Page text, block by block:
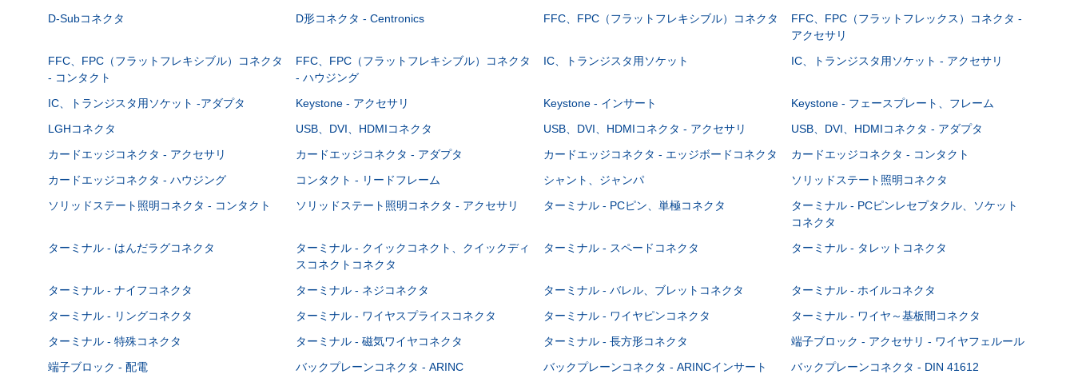
D-Subコネクタ
D形コネクタ - Centronics FFC、FPC（フラットフレキシブル）コネクタ
FFC、FPC（フラットフレックス）コネクタ -
アクセサリ
FFC、FPC（フラットフレキシブル）コネクタ
- コンタクト
FFC、FPC（フラットフレキシブル）コネクタ
- ハウジング
IC、トランジスタ用ソケット IC、トランジスタ用ソケット - アクセサリ
IC、トランジスタ用ソケット -アダプタ Keystone - アクセサリ Keystone - インサート
Keystone - フェースプレート、フレーム
LGHコネクタ
USB、DVI、HDMIコネクタ USB、DVI、HDMIコネクタ - アクセサリ
USB、DVI、HDMIコネクタ - アダプタ
カードエッジコネクタ - アクセサリ
カードエッジコネクタ - アダプタ カードエッジコネクタ - エッジボードコネクタ
カードエッジコネクタ - コンタクト
カードエッジコネクタ - ハウジング
コンタクト - リードフレーム シャント、ジャンパ
ソリッドステート照明コネクタ
ソリッドステート照明コネクタ - コンタクト
ソリッドステート照明コネクタ - アクセサリ ターミナル - PCピン、単極コネクタ
ターミナル - PCピンレセプタクル、ソケット
コネクタ
ターミナル - はんだラグコネクタ
ターミナル - クイックコネクト、クイックディ
スコネクトコネクタ
ターミナル - スペードコネクタ ターミナル - タレットコネクタ
ターミナル - ナイフコネクタ ターミナル - ネジコネクタ ターミナル - バレル、ブレットコネクタ
ターミナル - ホイルコネクタ
ターミナル - リングコネクタ
ターミナル - ワイヤスプライスコネクタ ターミナル - ワイヤピンコネクタ
ターミナル - ワイヤ～基板間コネクタ
ターミナル - 特殊コネクタ
ターミナル - 磁気ワイヤコネクタ ターミナル - 長方形コネクタ
端子ブロック - アクセサリ - ワイヤフェルール
端子ブロック - 配電
バックプレーンコネクタ - ARINC バックプレーンコネクタ - ARINCインサート
バックプレーンコネクタ - DIN 41612